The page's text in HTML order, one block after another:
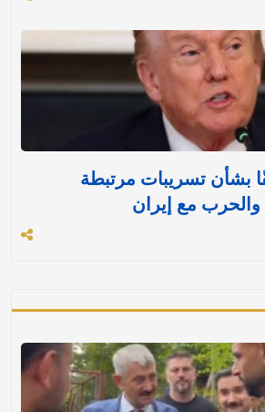
بشأن تسريبات مرتبطة
مع إيران